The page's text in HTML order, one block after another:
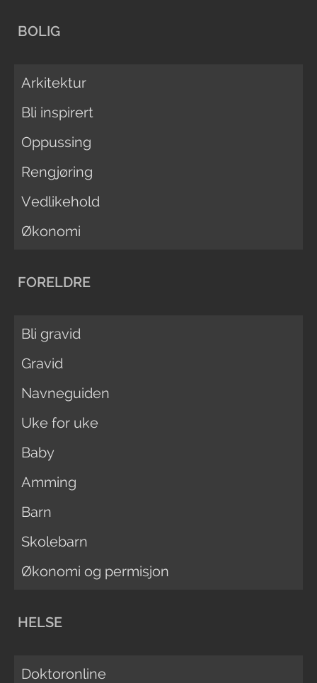
BOLIG
Arkitektur
Bli inspirert
Oppussing
Rengjøring
Vedlikehold
Økonomi
FORELDRE
Bli gravid
Gravid
Navneguiden
Uke for uke
Baby
Amming
Barn
Skolebarn
Økonomi og permisjon
HELSE
Doktoronline